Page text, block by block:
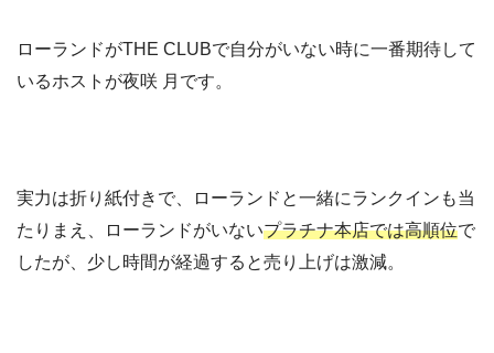
ローランドがTHE CLUBで自分がいない時に一番期待して
いるホストが夜咲 月です。
実力は折り紙付きで、ローランドと一緒にランクインも当
たりまえ、ローランドがいないプラチナ本店では高順位で
したが、少し時間が経過すると売り上げは激減。